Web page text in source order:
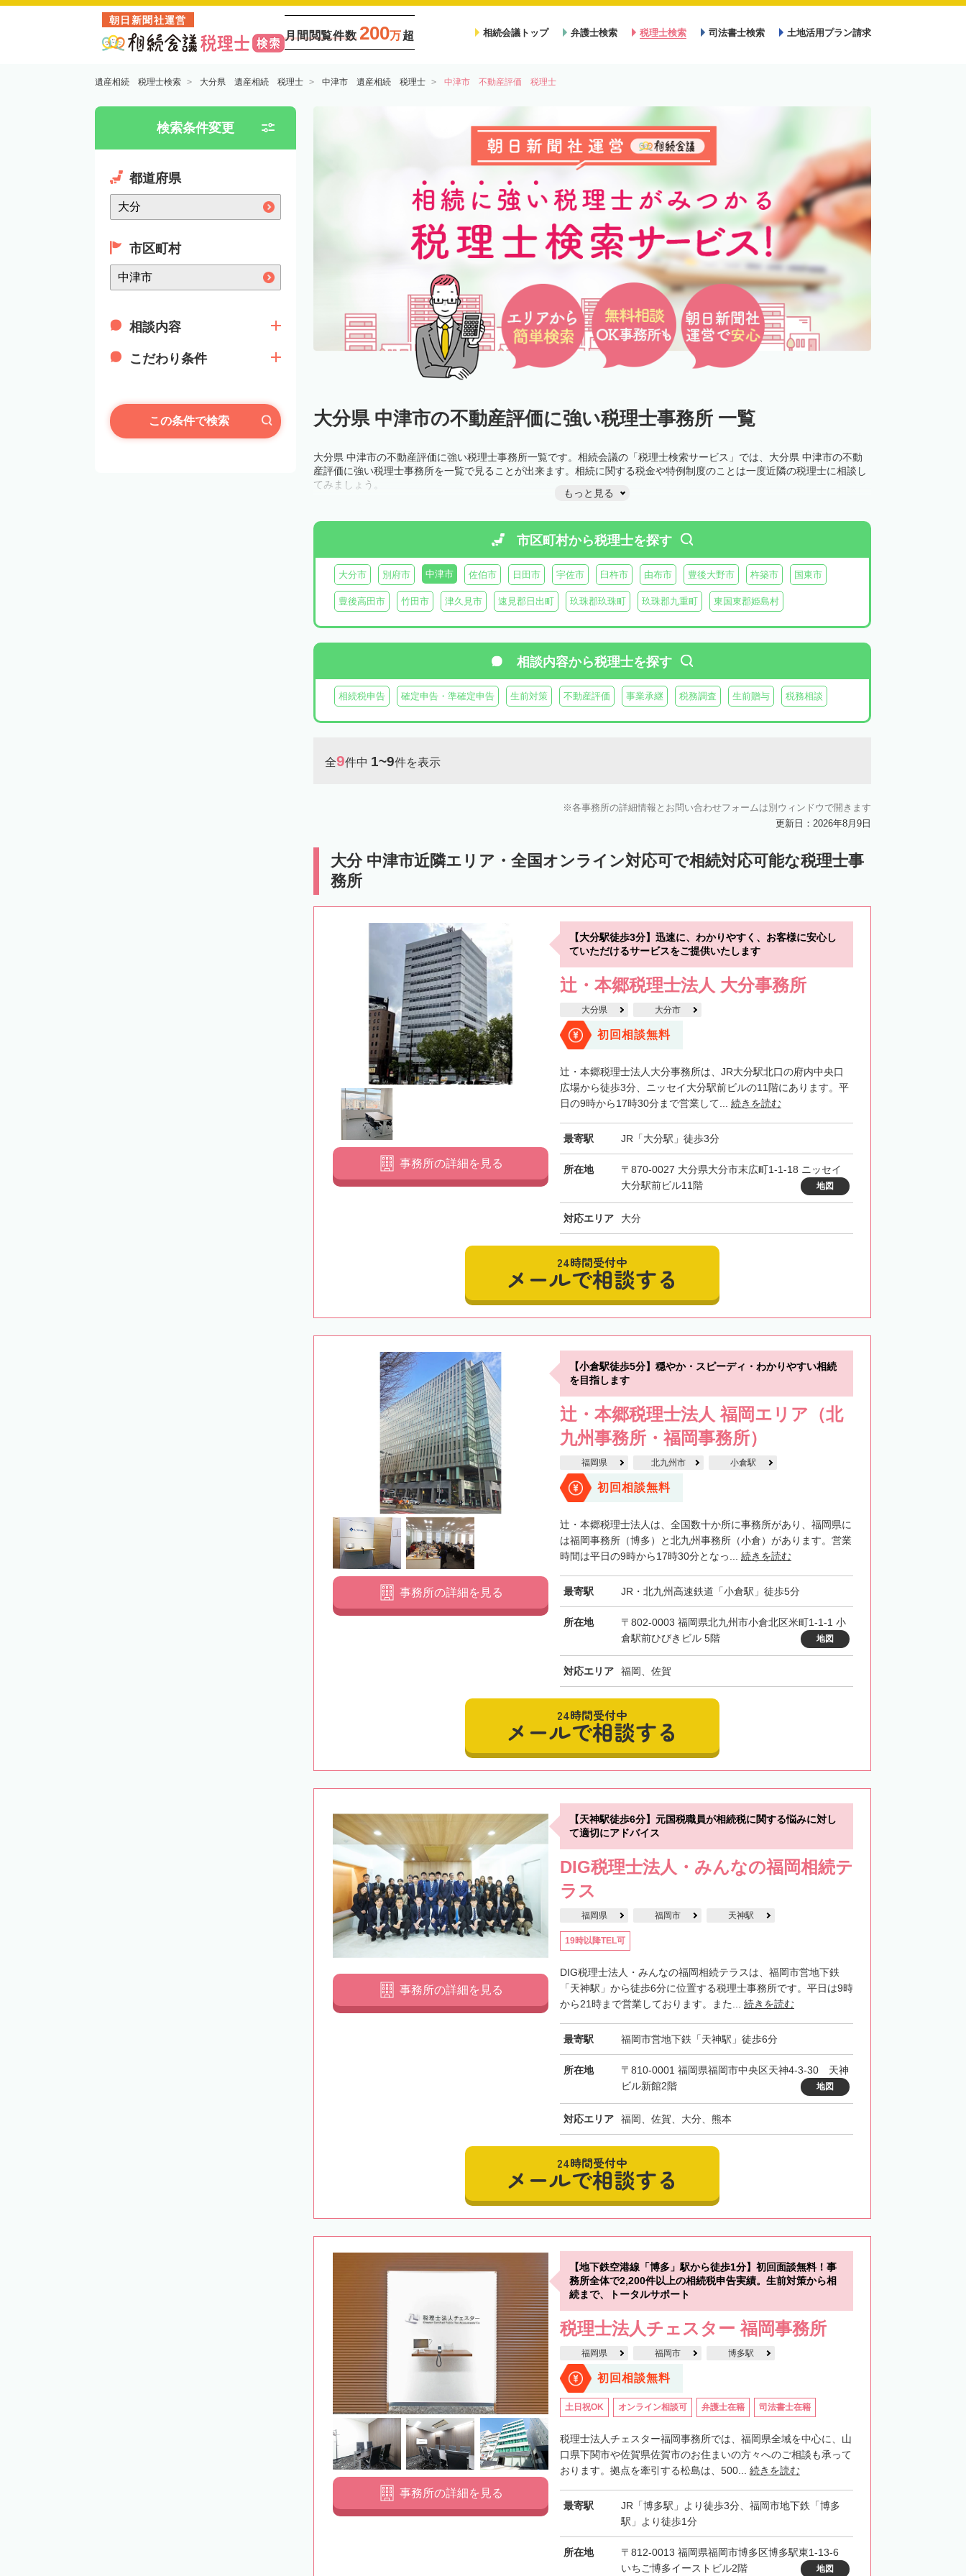
朝日新聞社運営
月間閲覧件数 200万超 相続会議トップ 弁護士検索 税理士検索 司法書士検索 土地活用プラン請求
遺産相続 税理士検索 大分県 遺産相続 税理士 中津市 遺産相続 税理士 中津市 不動産評価 税理士
検索条件変更
都道府県
市区町村
相談内容
こだわり条件
この条件で検索 大分県 中津市の不動産評価に強い税理士事務所 一覧
大分県 中津市の不動産評価に強い税理士事務所一覧です。相続会議の「税理士検索サービス」では、大分県 中津市の不動
産評価に強い税理士事務所を一覧で見ることが出来ます。相続に関する税金や特例制度のことは一度近隣の税理士に相談し
てみましょう。
もっと見る
市区町村から税理士を探す
大分市 別府市 中津市 佐伯市 日田市 宇佐市 臼杵市 由布市 豊後大野市 杵築市 国東市
豊後高田市 竹田市 津久見市 速見郡日出町 玖珠郡玖珠町 玖珠郡九重町 東国東郡姫島村
相談内容から税理士を探す
相続税申告 確定申告・準確定申告 生前対策 不動産評価 事業承継 税務調査 生前贈与 税務相談
全9件中 1~9件を表示
各事務所の詳細情報とお問い合わせフォームは別ウィンドウで開きます
更新日：2026年8月9日
大分 中津市近隣エリア・全国オンライン対応可で相続対応可能な税理士事
務所
【大分駅徒歩3分】迅速に、わかりやすく、お客様に安心し
ていただけるサービスをご提供いたします
辻・本郷税理士法人 大分事務所
大分県 大分市
初回相談無料
辻・本郷税理士法人大分事務所は、JR大分駅北口の府内中央口
広場から徒歩3分、ニッセイ大分駅前ビルの11階にあります。平
日の9時から17時30分まで営業して... 続きを読む
最寄駅 JR「大分駅」徒歩3分
所在地
〒870-0027 大分県大分市末広町1-1-18 ニッセイ
大分駅前ビル11階
地図
対応エリア 大分
事務所の詳細を見る
24時間受付中
メールで相談する
【小倉駅徒歩5分】穏やか・スピーディ・わかりやすい相続
を目指します
辻・本郷税理士法人 福岡エリア（北
九州事務所・福岡事務所）
福岡県 北九州市 小倉駅
初回相談無料
辻・本郷税理士法人は、全国数十か所に事務所があり、福岡県に
は福岡事務所（博多）と北九州事務所（小倉）があります。営業
時間は平日の9時から17時30分となっ... 続きを読む
最寄駅 JR・北九州高速鉄道「小倉駅」徒歩5分
所在地
〒802-0003 福岡県北九州市小倉北区米町1-1-1 小
倉駅前ひびきビル 5階
地図
対応エリア 福岡、佐賀
事務所の詳細を見る
24時間受付中
メールで相談する
【天神駅徒歩6分】元国税職員が相続税に関する悩みに対し
て適切にアドバイス
DIG税理士法人・みんなの福岡相続テ
ラス
福岡県 福岡市 天神駅
19時以降TEL可
DIG税理士法人・みんなの福岡相続テラスは、福岡市営地下鉄
「天神駅」から徒歩6分に位置する税理士事務所です。平日は9時
から21時まで営業しております。また... 続きを読む
最寄駅 福岡市営地下鉄「天神駅」徒歩6分
所在地
〒810-0001 福岡県福岡市中央区天神4-3-30 天神
ビル新館2階
地図
対応エリア 福岡、佐賀、大分、熊本
事務所の詳細を見る
24時間受付中
メールで相談する
【地下鉄空港線「博多」駅から徒歩1分】初回面談無料！事
務所全体で2,200件以上の相続税申告実績。生前対策から相
続まで、トータルサポート
税理士法人チェスター 福岡事務所
福岡県 福岡市 博多駅
初回相談無料
土日祝OK オンライン相談可 弁護士在籍 司法書士在籍
税理士法人チェスター福岡事務所では、福岡県全域を中心に、山
口県下関市や佐賀県佐賀市のお住まいの方々へのご相談も承って
おります。拠点を牽引する松島は、500... 続きを読む
最寄駅
JR「博多駅」より徒歩3分、福岡市地下鉄「博多
駅」より徒歩1分
所在地
〒812-0013 福岡県福岡市博多区博多駅東1-13-6
いちご博多イーストビル2階
地図
事務所の詳細を見る